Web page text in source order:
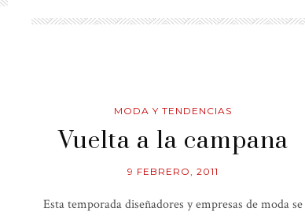
MODA Y TENDENCIAS
Vuelta a la campana
9 FEBRERO, 2011
Esta temporada diseñadores y empresas de moda se